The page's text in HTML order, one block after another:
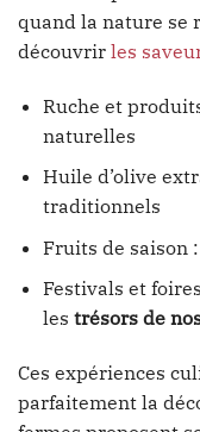
quand la nature se
découvrir les
Ruche et
naturelles
Huile d’olive
traditionnels
Fruits de saison
Festivals et
les trésors de
Ces expériences
parfaitement la